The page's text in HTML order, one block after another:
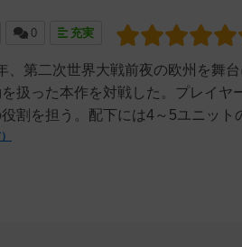
0 充実
、第二次世界大戦前夜の欧州を舞
扱った本作を対戦した。プレイ
割を担う。配下には4～5ユニット